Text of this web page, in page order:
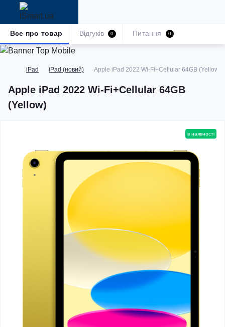
iPad iPad (новий) Apple iPad 2022 Wi-Fi+Cellular 64GB (Yellow)
Apple iPad 2022 Wi-Fi+Cellular 64GB
(Yellow)
Все про товар Відгуків 0 Питання 0
в наявності